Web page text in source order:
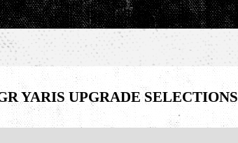
YARIS UPGRADE SELECTIONS